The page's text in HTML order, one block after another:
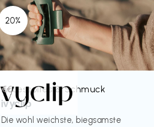
20%
Accessoires & Schmuck
ivyclip
Die wohl weichste, biegsamste
€€‎